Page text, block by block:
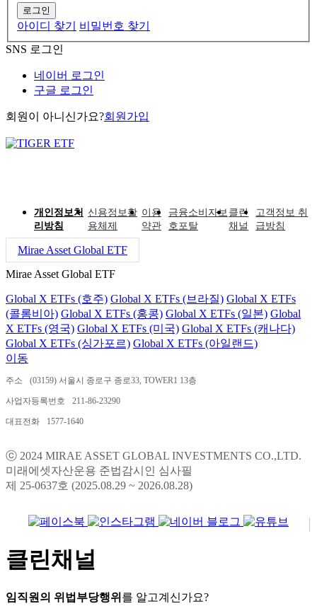
로그인
아이디 찾기
비밀번호 찾기
SNS 로그인
네이버 로그인
구글 로그인
회원이 아니신가요?회원가입
개인정보처
리방침
신용정보활
용체제
이용
약관
금융소비자보
호포탈
클린
채널
고객정보 취
급방침
Mirae Asset Global ETF
Mirae Asset Global ETF
Global X ETFs (호주) Global X ETFs (브라질) Global X ETFs
(콜롬비아) Global X ETFs (홍콩) Global X ETFs (일본) Global
X ETFs (영국) Global X ETFs (미국) Global X ETFs (캐나다)
Global X ETFs (싱가포르) Global X ETFs (아일랜드)
이동
주소 (03159) 서울시 종로구 종로33, TOWER1 13층
사업자등록번호 211-86-23290
대표전화 1577-1640
ⓒ 2024 MIRAE ASSET GLOBAL INVESTMENTS CO.,LTD.
미래에셋자산운용 준법감시인 심사필
제 25-0637호 (2025.08.29 ~ 2026.08.28)
클린채널
임직원의 위법부당행위 를 알고계신가요?